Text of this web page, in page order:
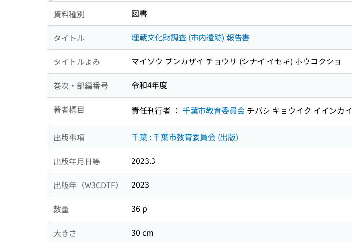
資料種別 図書
タイトル 埋蔵文化財調査 (市内遺跡) 報告書
タイトルよみ マイゾウ ブンカザイ チョウサ (シナイ イセキ) ホウコクショ
巻次・部編番号 令和4年度
著者標目 責任刊行者 ： 千葉市教育委員会 チバシ キョウイク イインカイ
出版事項 千葉 : 千葉市教育委員会 (出版)
出版年月日等 2023.3
出版年（W3CDTF） 2023
数量 36 p
大きさ 30 cm